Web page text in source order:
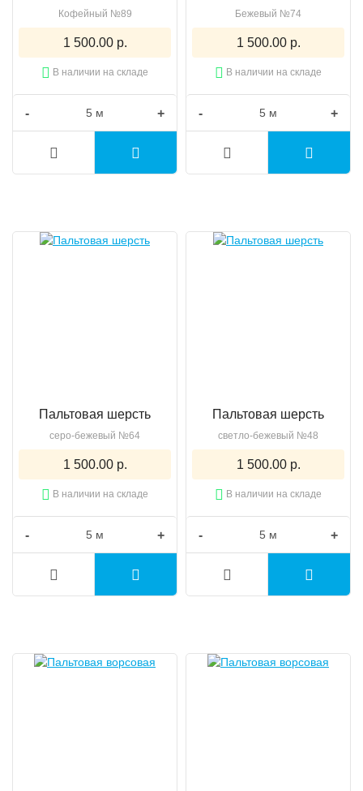
Кофейный №89
1 500.00 р.
В наличии на складе
- +
Бежевый №74
1 500.00 р.
В наличии на складе
- +
Пальтовая шерсть
серо-бежевый №64
1 500.00 р.
В наличии на складе
- +
Пальтовая шерсть
светло-бежевый №48
1 500.00 р.
В наличии на складе
- +